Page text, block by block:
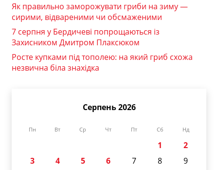
Як правильно заморожувати гриби на зиму —
сирими, відвареними чи обсмаженими
7 серпня у Бердичеві попрощаються із
Захисником Дмитром Плаксюком
Росте купками під тополею: на який гриб схожа
незвична біла знахідка
Серпень 2026
Пн Вт Ср Чт Пт Сб Нд
1
2
3
4 5 6 7 8
9